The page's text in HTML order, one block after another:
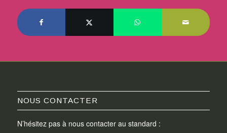
NOUS CONTACTER
N’hésitez pas à nous contacter au standard :